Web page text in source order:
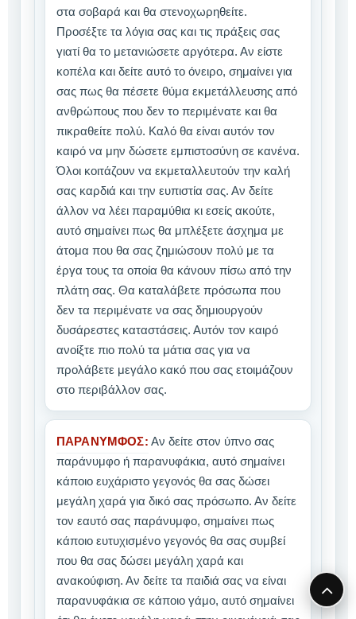
στα σοβαρά και θα στενοχωρηθείτε.
Προσέξτε τα λόγια σας και τις πράξεις σας
γιατί θα το μετανιώσετε αργότερα. Αν είστε
κοπέλα και δείτε αυτό το όνειρο, σημαίνει για
σας πως θα πέσετε θύμα εκμετάλλευσης από
ανθρώπους που δεν το περιμένατε και θα
πικραθείτε πολύ. Καλό θα είναι αυτόν τον
καιρό να μην δώσετε εμπιστοσύνη σε κανένα.
Όλοι κοιτάζουν να εκμεταλλευτούν την καλή
σας καρδιά και την ευπιστία σας. Αν δείτε
άλλον να λέει παραμύθια κι εσείς ακούτε,
αυτό σημαίνει πως θα μπλέξετε άσχημα με
άτομα που θα σας ζημιώσουν πολύ με τα
έργα τους τα οποία θα κάνουν πίσω από την
πλάτη σας. Θα καταλάβετε πρόσωπα που
δεν τα περιμένατε να σας δημιουργούν
δυσάρεστες καταστάσεις. Αυτόν τον καιρό
ανοίξτε πιο πολύ τα μάτια σας για να
προλάβετε μεγάλο κακό που σας ετοιμάζουν
στο περιβάλλον σας.
ΠΑΡΑΝΥΜΦΟΣ: Αν δείτε στον ύπνο σας
παράνυμφο ή παρανυφάκια, αυτό σημαίνει
κάποιο ευχάριστο γεγονός θα σας δώσει
μεγάλη χαρά για δικό σας πρόσωπο. Αν δείτε
τον εαυτό σας παράνυμφο, σημαίνει πως
κάποιο ευτυχισμένο γεγονός θα σας συμβεί
που θα σας δώσει μεγάλη χαρά και
ανακούφιση. Αν δείτε τα παιδιά σας να είναι
παρανυφάκια σε κάποιο γάμο, αυτό σημαίνει